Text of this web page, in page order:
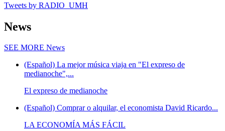
Tweets by RADIO_UMH
News
SEE MORE News
(Español) La mejor música viaja en "El expreso de
medianoche",...
El expreso de medianoche
(Español) Comprar o alquilar, el economista David Ricardo...
LA ECONOMÍA MÁS FÁCIL